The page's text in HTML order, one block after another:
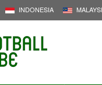
INDONESIA